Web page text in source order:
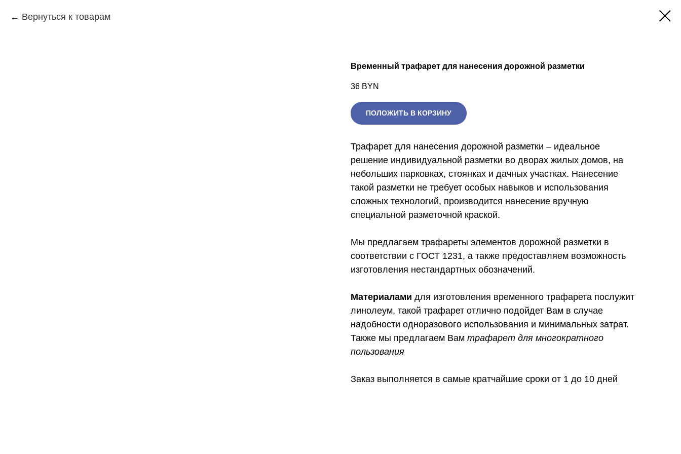
Вернуться к товарам
Временный трафарет для нанесения дорожной разметки
36 BYN
ПОЛОЖИТЬ В КОРЗИНУ
Трафарет для нанесения дорожной разметки – идеальное
решение индивидуальной разметки во дворах жилых домов, на
небольших парковках, стоянках и дачных участках. Нанесение
такой разметки не требует особых навыков и использования
сложных технологий, производится нанесение вручную
специальной разметочной краской.
Мы предлагаем трафареты элементов дорожной разметки в
соответствии с ГОСТ 1231, а также предоставляем возможность
изготовления нестандартных обозначений.
Материалами для изготовления временного трафарета послужит
линолеум, такой трафарет отлично подойдет Вам в случае
надобности одноразового использования и минимальных затрат.
Также мы предлагаем Вам трафарет для многократного
пользования
Заказ выполняется в самые кратчайшие сроки от 1 до 10 дней